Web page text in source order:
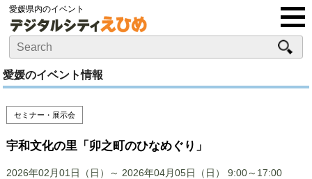
愛媛県内のイベント
愛媛のイベント情報
セミナー・展示会
宇和文化の里「卯之町のひなめぐり」
2026年02月01日（日）～ 2026年04月05日（日） 9:00～17:00